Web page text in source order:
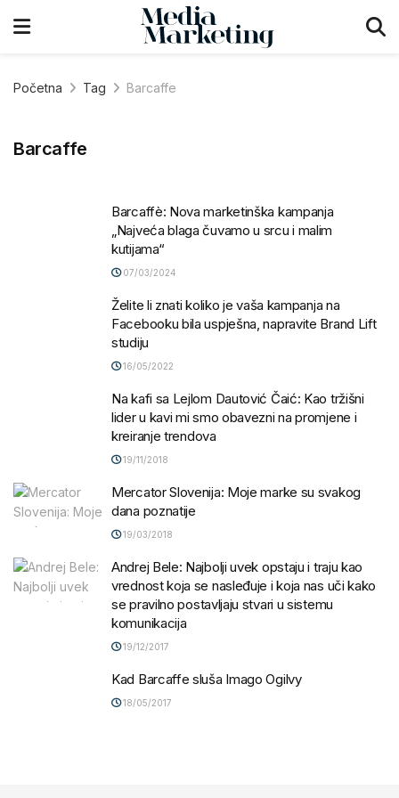
Početna Tag Barcaffe
Barcaffe
Barcaffè: Nova marketinška kampanja
„Najveća blaga čuvamo u srcu i malim
kutijama“
07/03/2024
Želite li znati koliko je vaša kampanja na
Facebooku bila uspješna, napravite Brand Lift
studiju
16/05/2022
Na kafi sa Lejlom Dautović Čaić: Kao tržišni
lider u kavi mi smo obavezni na promjene i
kreiranje trendova
19/11/2018
Mercator Slovenija: Moje marke su svakog
dana poznatije
19/03/2018
Andrej Bele: Najbolji uvek opstaju i traju kao
vrednost koja se nasleđuje i koja nas uči kako
se pravilno postavljaju stvari u sistemu
komunikacija
19/12/2017
Kad Barcaffe sluša Imago Ogilvy
18/05/2017